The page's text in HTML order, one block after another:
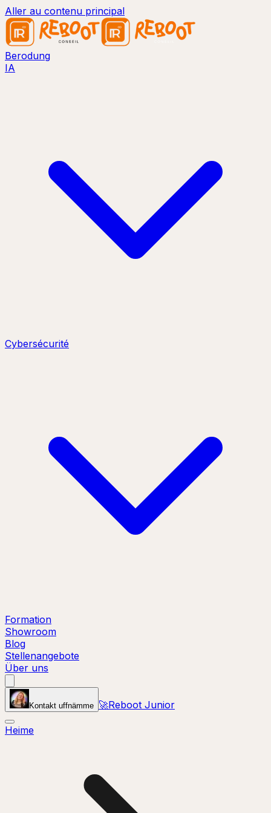
Aller au contenu principal
Berodung
IA
Cybersécurité
Formation
Showroom
Blog
Stellenangebote
Über uns
Kontakt uffnämme 🚀Reboot Junior
Heime